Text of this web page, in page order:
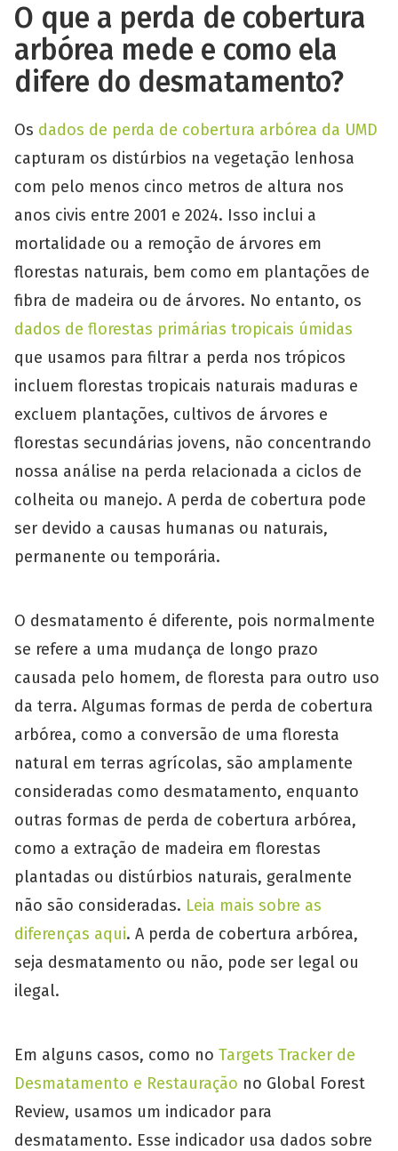
O que a perda de cobertura
arbórea mede e como ela
difere do desmatamento?
Os dados de perda de cobertura arbórea da UMD
capturam os distúrbios na vegetação lenhosa
com pelo menos cinco metros de altura nos
anos civis entre 2001 e 2024. Isso inclui a
mortalidade ou a remoção de árvores em
florestas naturais, bem como em plantações de
fibra de madeira ou de árvores. No entanto, os
dados de florestas primárias tropicais úmidas
que usamos para filtrar a perda nos trópicos
incluem florestas tropicais naturais maduras e
excluem plantações, cultivos de árvores e
florestas secundárias jovens, não concentrando
nossa análise na perda relacionada a ciclos de
colheita ou manejo. A perda de cobertura pode
ser devido a causas humanas ou naturais,
permanente ou temporária.
O desmatamento é diferente, pois normalmente
se refere a uma mudança de longo prazo
causada pelo homem, de floresta para outro uso
da terra. Algumas formas de perda de cobertura
arbórea, como a conversão de uma floresta
natural em terras agrícolas, são amplamente
consideradas como desmatamento, enquanto
outras formas de perda de cobertura arbórea,
como a extração de madeira em florestas
plantadas ou distúrbios naturais, geralmente
não são consideradas. Leia mais sobre as
diferenças aqui. A perda de cobertura arbórea,
seja desmatamento ou não, pode ser legal ou
ilegal.
Em alguns casos, como no Targets Tracker de
Desmatamento e Restauração no Global Forest
Review, usamos um indicador para
desmatamento. Esse indicador usa dados sobre